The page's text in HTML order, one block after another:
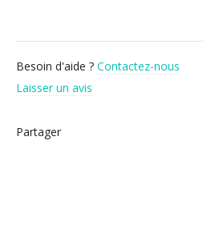
Besoin d'aide ? Contactez-nous
Laisser un avis
Partager